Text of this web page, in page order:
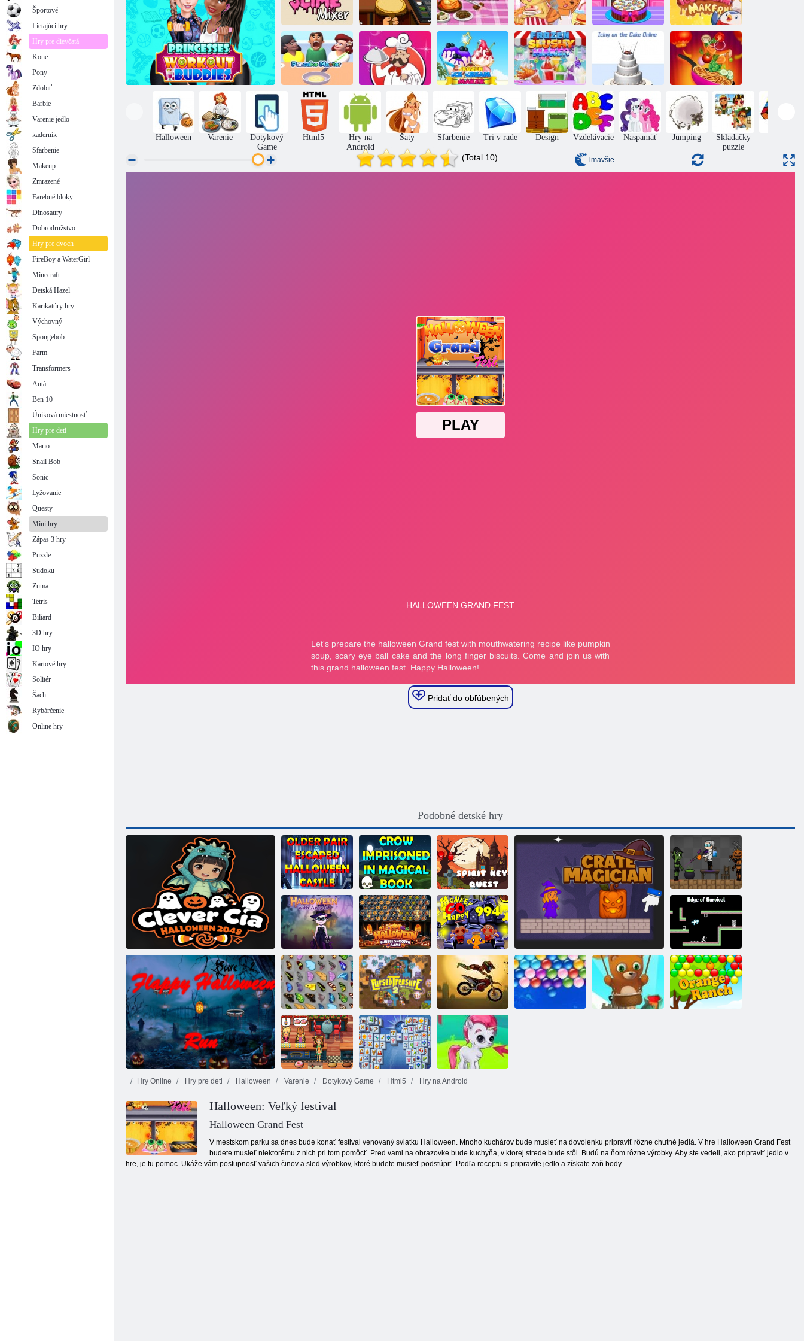
Môj mixér
hlienu
Halloween
pizzeria
Trieda varenia:
kórejčina
Zoo kuchári
Výroba
sladkého tortu
Tvorba zmrzliny
Majster
palacinky
Najlepšie
kulinárske
recepty na svete
Varenie
mrazenej
Výrobca
mrazených
nápojov
Poleva na torte
online
Príprava jarných
závitkov
Halloween Varenie
Dotykový
Game
Html5
Hry na
Android
Šaty Sfarbenie Tri v rade Design Vzdelávacie Naspamäť Jumping
Skladačky
puzzle
(Total 10) Tmavšie
Pridať do obľúbených
Podobné detské hry
Smart Kia: Halloween 2048
Starší pár utiekol
z
halloweenskeho
hradu
Vrana uväznená
v čarovnej knihe
Duchovné
kľúčové
hľadanie
Halloweenske
ihrisko: Faction
Halloween s
Angelou
Halloweenská
hra na strieľanie
bublín
Happy Monkey:
Úroveň 994
Na hrane prežitia
Motýľ Kyodai
Prekliaty poklad
2
Moto x3m
Cafe Emily:
Nový začiatok
Hry Online Hry pre deti Halloween Varenie Dotykový Game Html5 Hry na Android
Halloween: Veľký festival
Halloween Grand Fest
V mestskom parku sa dnes bude konať festival venovaný sviatku Halloween. Mnoho kuchárov bude musieť na dovolenku pripraviť rôzne chutné jedlá. V hre Halloween Grand Fest
budete musieť niektorému z nich pri tom pomôcť. Pred vami na obrazovke bude kuchyňa, v ktorej strede bude stôl. Budú na ňom rôzne výrobky. Aby ste vedeli, ako pripraviť jedlo v
hre, je tu pomoc. Ukáže vám postupnosť vašich činov a sled výrobkov, ktoré budete musieť podstúpiť. Podľa receptu si pripravíte jedlo a získate zaň body.
Športové
Lietajúci hry
Hry pre dievčatá
Kone
Pony
Zdobiť
Barbie
Varenie jedlo
kaderník
Sfarbenie
Makeup
Zmrazené
Farebné bloky
Dinosaury
Dobrodružstvo
Hry pre dvoch
FireBoy a WaterGirl
Minecraft
Detská Hazel
Karikatúry hry
Výchovný
Spongebob
Farm
Transformers
Autá
Ben 10
Úniková miestnosť
Hry pre deti
Mario
Snail Bob
Sonic
Lyžovanie
Questy
Mini hry
Zápas 3 hry
Puzzle
Sudoku
Zuma
Tetris
Biliard
3D hry
IO hry
Kartové hry
Solitér
Šach
Rybárčenie
Online hry